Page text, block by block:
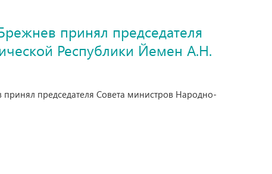
принял председателя
Республики Йемен А.Н.
председателя Совета министров Народно-